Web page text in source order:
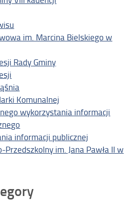
im. Marcina Bielskiego w
Rady Gminy
Komunalnej
wykorzystania informacji
informacji publicznej
Przedszkolny im. Jana Pawła II w